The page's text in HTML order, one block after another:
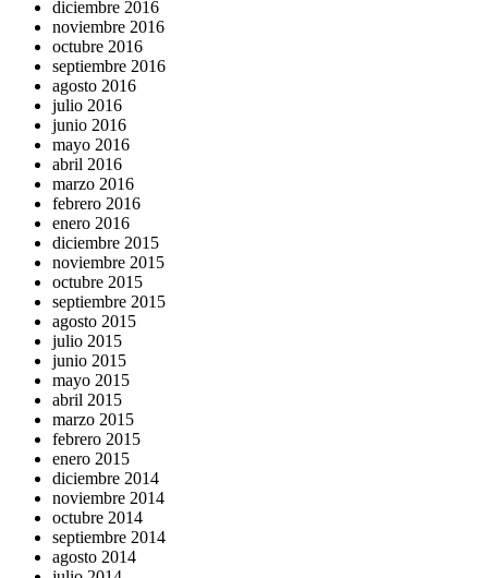
diciembre 2016
noviembre 2016
octubre 2016
septiembre 2016
agosto 2016
julio 2016
junio 2016
mayo 2016
abril 2016
marzo 2016
febrero 2016
enero 2016
diciembre 2015
noviembre 2015
octubre 2015
septiembre 2015
agosto 2015
julio 2015
junio 2015
mayo 2015
abril 2015
marzo 2015
febrero 2015
enero 2015
diciembre 2014
noviembre 2014
octubre 2014
septiembre 2014
agosto 2014